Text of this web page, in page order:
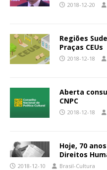
2018-12-20
Regiões
Praças CEUs
2018-12-18
Aberta
CNPC
2018-12-18
Hoje, 70
Direitos
2018-12-10 Brasil-Cultura